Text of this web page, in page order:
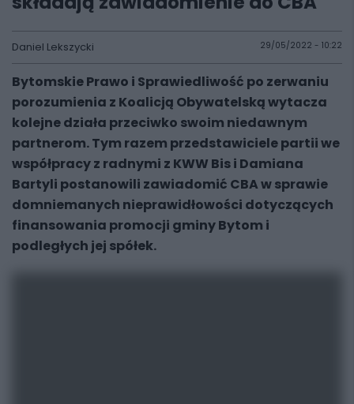
Daniel Lekszycki 29/05/2022 - 10:22
Bytomskie Prawo i Sprawiedliwość po zerwaniu
porozumienia z Koalicją Obywatelską wytacza
kolejne działa przeciwko swoim niedawnym
partnerom. Tym razem przedstawiciele partii we
współpracy z radnymi z KWW Bis i Damiana
Bartyli postanowili zawiadomić CBA w sprawie
domniemanych nieprawidłowości dotyczących
finansowania promocji gminy Bytom i
podległych jej spółek.